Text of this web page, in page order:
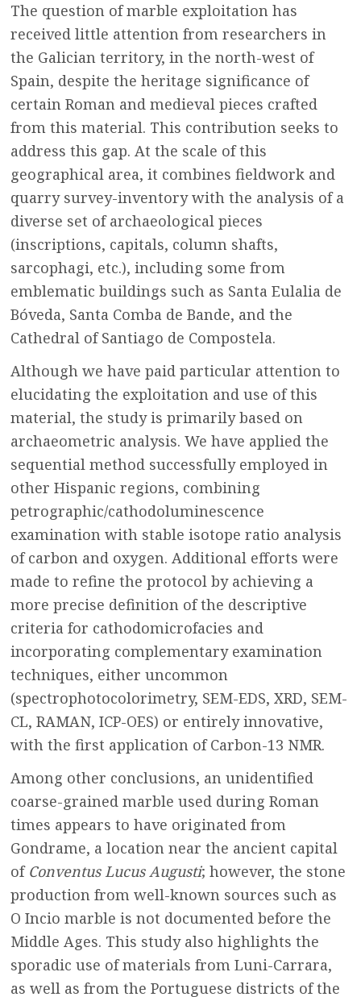
The question of marble exploitation has
received little attention from researchers in
the Galician territory, in the north-west of
Spain, despite the heritage significance of
certain Roman and medieval pieces crafted
from this material. This contribution seeks to
address this gap. At the scale of this
geographical area, it combines fieldwork and
quarry survey-inventory with the analysis of a
diverse set of archaeological pieces
(inscriptions, capitals, column shafts,
sarcophagi, etc.), including some from
emblematic buildings such as Santa Eulalia de
Bóveda, Santa Comba de Bande, and the
Cathedral of Santiago de Compostela.
Although we have paid particular attention to
elucidating the exploitation and use of this
material, the study is primarily based on
archaeometric analysis. We have applied the
sequential method successfully employed in
other Hispanic regions, combining
petrographic/cathodoluminescence
examination with stable isotope ratio analysis
of carbon and oxygen. Additional efforts were
made to refine the protocol by achieving a
more precise definition of the descriptive
criteria for cathodomicrofacies and
incorporating complementary examination
techniques, either uncommon
(spectrophotocolorimetry, SEM-EDS, XRD, SEM-
CL, RAMAN, ICP-OES) or entirely innovative,
with the first application of Carbon-13 NMR.
Among other conclusions, an unidentified
coarse-grained marble used during Roman
times appears to have originated from
Gondrame, a location near the ancient capital
of Conventus Lucus Augusti; however, the stone
production from well-known sources such as
O Incio marble is not documented before the
Middle Ages. This study also highlights the
sporadic use of materials from Luni-Carrara,
as well as from the Portuguese districts of the